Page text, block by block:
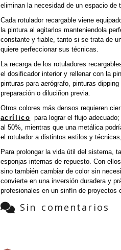
eliminan la necesidad de un espacio de
Cada rotulador recargable viene
la pintura al agitarlos manteniendola
constante y fiable, tanto si se trata de
quiere perfeccionar sus técnicas.
La recarga de los rotuladores
el dosificador interior y rellenar con la
pinturas para aerógrafo, pinturas
preparación o diluciñon previa.
Otros colores más densos requieren
acrílico para lograr el flujo
al 50%, mientras que una metálica
el rotulador a distintos estilos y
Para prolongar la vida útil del sistema,
esponjas internas de repuesto. Con
sino también cambiar de color sin
convierte en una inversión duradera y
profesionales en un sinfín de proyectos
Sin comentarios